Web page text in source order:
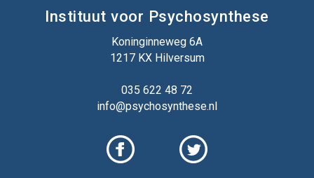
Instituut voor Psychosynthese
Koninginneweg 6A
1217 KX Hilversum
035 622 48 72
info@psychosynthese.nl